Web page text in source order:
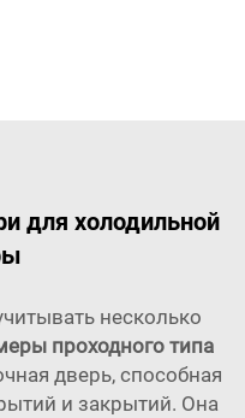
для холодильной
несколько
проходного типа
дверь, способная
и закрытий. Она